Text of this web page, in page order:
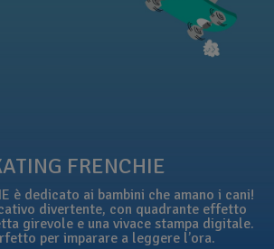
FRENCHIE
è dedicato ai bambini che amano i cani!
divertente, con quadrante effetto
girevole e una vivace stampa digitale.
per imparare a leggere l’ora.